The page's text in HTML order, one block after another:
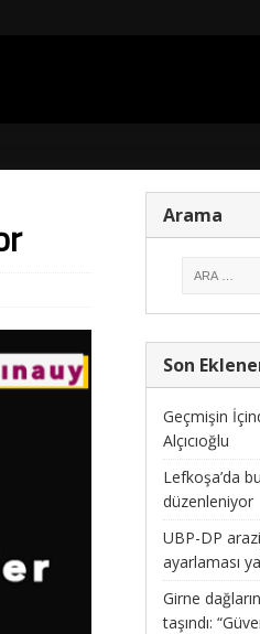
Arama
Son
Geçmişin
Alçıcıoğlu
Lefkoşa’da
düzenleniyor
UBP-DP
ayarlaması
Girne
taşındı: